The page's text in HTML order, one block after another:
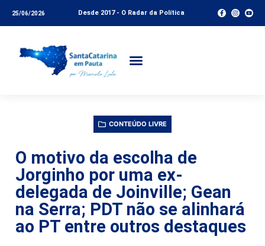
25/06/2026 Desde 2017 - O Radar da Política
CONTEÚDO LIVRE
O motivo da escolha de
Jorginho por uma ex-
delegada de Joinville; Gean
na Serra; PDT não se alinhará
ao PT entre outros destaques